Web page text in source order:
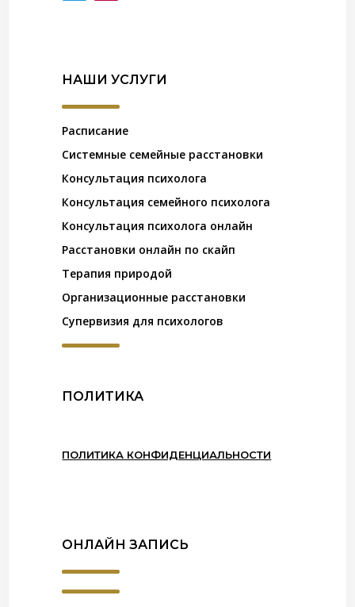
НАШИ УСЛУГИ
Расписание
Системные семейные расстановки
Консультация психолога
Консультация семейного психолога
Консультация психолога онлайн
Расстановки онлайн по скайп
Терапия природой
Организационные расстановки
Супервизия для психологов
ПОЛИТИКА
ПОЛИТИКА КОНФИДЕНЦИАЛЬНОСТИ
ОНЛАЙН ЗАПИСЬ